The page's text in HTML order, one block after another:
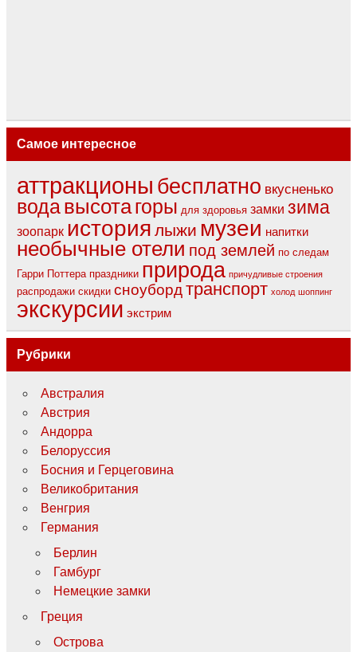
Самое интересное
аттракционы бесплатно вкусненько
водавысотагоры для здоровья замки зима
зоопарк история лыжи музеи напитки
необычные отели под землей по следам
Гарри Поттера праздники природа причудливые строения
распродажи скидки сноуборд транспорт холод шоппинг
экскурсии экстрим
Рубрики
Австралия
Австрия
Андорра
Белоруссия
Босния и Герцеговина
Великобритания
Венгрия
Германия
Берлин
Гамбург
Немецкие замки
Греция
Острова